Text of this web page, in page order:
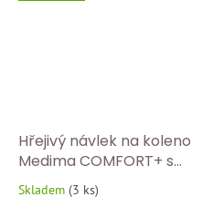
Hřejivý návlek na koleno
Medima COMFORT+ s
protiskluzovou brzdou
Průměrné
Skladem (3 ks)